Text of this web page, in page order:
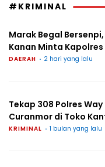
#KRIMINAL
Marak Begal Bersenpi,
Kanan Minta
DAERAH 2 hari yang lalu
Tekap 308 Polres
Curanmor di Toko
KRIMINAL 1 bulan yang lalu